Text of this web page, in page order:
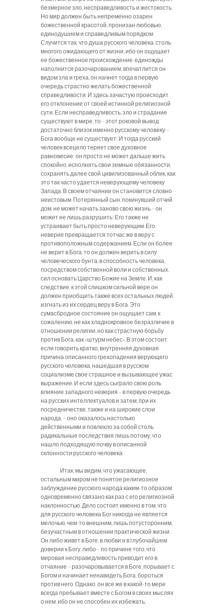
безмерное зло, несправедливость и жестокость.
Но мир должен быть непременно озарен
божественной красотой, пронизан любовью,
единодушием и справедливым порядком.
Случится так, что душа русского человека, столь
многого ожидающего от жизни, ибо он ощущает
ее божественное происхождение, единожды
наполнится разочарованием, впечатлится он
видом зла и греха, он начнет тогда в первую
очередь страстно желать божественной
справедливости. И здесь зачастую происходит
его отклонение от своей истинной религиозной
сути. Если несправедливость, зло и страдание
существуют в мире, то – этот роковой вывод
достаточно близок именно русскому человеку –
Бога вообще не существует! И тогда русский
человек всецело теряет свое духовное
равновесие; он просто не может дальше жить
спокойно, исполнять свои земные обязанности,
сохранять далее свой цивилизованный облик, как
это так часто удается неверующему человеку
Запада. В своем отчаянии он становится словно
неистовым. Потерянный сын, покинувший отчий
дом, не может начать заново свою жизнь – он
может ее лишь разрушить! Его также не
устраивает быть просто неверующим. Его
неверие превращается тотчас же в веру с
противоположным содержанием. Если он более
не верит в Бога, то он должен верить в силу
человеческого бунта, в способность человека,
посредством собственной воли и собственных,
сил основать Царство Божие на Земле. И, как
следствие, к этой слишком сильной вере он
должен приобщить также всех остальных людей,
изгнать из их сердец веру в Бога. Это
сумасбродное состояние он ощущает сам, к
сожалению, не как хладнокровное безразличие в
отношении религии, но как страстную борьбу
против Бога, как «штурм небес». В этом состоит,
если говорить кратко, внутренняя духовная
причина описанного грехопадения верующего
русского человека, нашедшая в русском
социализме свое страшное и вызывающее ужас
выражение. И если здесь сыграло свою роль
влияние западного неверия – в первую очередь
на русских интеллектуалов и затем, при их
посредничестве, также и на широкие слои
народа, – оно оказалось настолько
действенными и повлекло за собой столь
радикальные последствия лишь потому, что
нашло подходящую почву в описанной
склонности русского человека.
Итак, мы видим, что ужасающее,
остальным миром не понятое религиозное
заблуждение русского народа каким-то образом
одновременно связано как раз с его религиозной
наклонностью. Дело состоит именно в том, что
для русского человека Бог никогда не является
мелочью, чем-то внешним, лишь потусторонним,
безучастным в отношении практической жизни.
Он либо живет в Боге, в любви и в глубочайшем
доверии к Богу, либо – по причине того, что
мировая несправедливость приводит его в
отчаяние – разочаровывается в Боге, порывает с
Богом и начинает ненавидеть Бога, бороться
против него. Однако, он все же в какой-то мере
всегда пребывает вместе с Богом в своих мыслях
о нем, ибо он не способен их избежать.